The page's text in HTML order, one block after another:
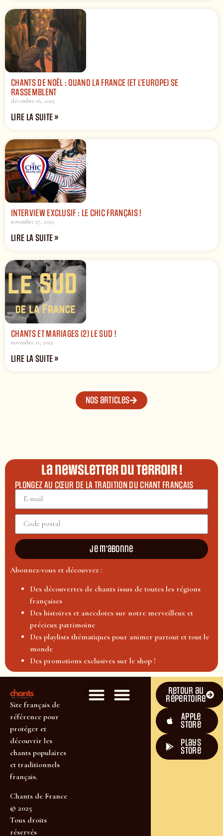
CHANTS DE NOËL : QUAND LA FRANCE (ET L’EUROPE) SE
RASSEMBLENT
décembre 16, 2025
LIRE LA SUITE »
INTERVIEW EXCLUSIF : LE CHIC FRANÇAIS !
novembre 27, 2025
LIRE LA SUITE »
CHANTS ET MARIAGES (2) LE SUD !
novembre 11, 2025
LIRE LA SUITE »
Nos articles
La newsletter du terroir !
PLONGEZ AU CŒUR DE LA TRADITION DU CHANT FRANÇAIS
Je m'abonne
Abonnez-vous et découvrez :
Des découvertes de chants issus de toutes les régions
françaises
Des histoires et anecdotes sur notre merveilleux et
précieux patrimoine
Des playlists thématiques pour animer partout et tout le
monde
Des promotions exclusives sur le shop !
Site français de
référence pour
protéger et
découvrir les
chants populaires
et traditionnels
français.
Chants de France
© 2025
Tous droits
réservés
Retour au
répertoire
Apple
Store
plays
store